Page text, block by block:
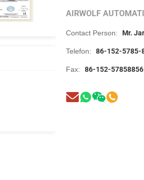
AIRWOLF
Contact Person: Mr.
Telefon: 86-152-5785-
Fax: 86-152-57858856